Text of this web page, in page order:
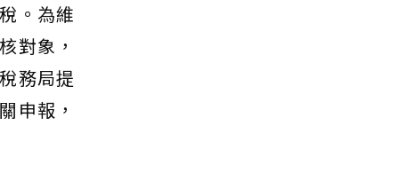
。為維
對象，
務局提
申報，